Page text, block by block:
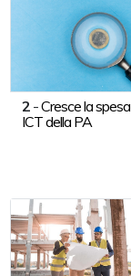
2-Cresce la spesa
ICT della PA